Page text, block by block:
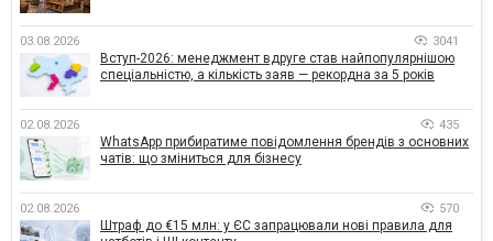
03.08.2026 3041
Вступ-2026: менеджмент вдруге став найпопулярнішою
спеціальністю, а кількість заяв — рекордна за 5 років
02.08.2026 435
WhatsApp прибиратиме повідомлення брендів з основних
чатів: що зміниться для бізнесу
02.08.2026 570
Штраф до €15 млн: у ЄС запрацювали нові правила для